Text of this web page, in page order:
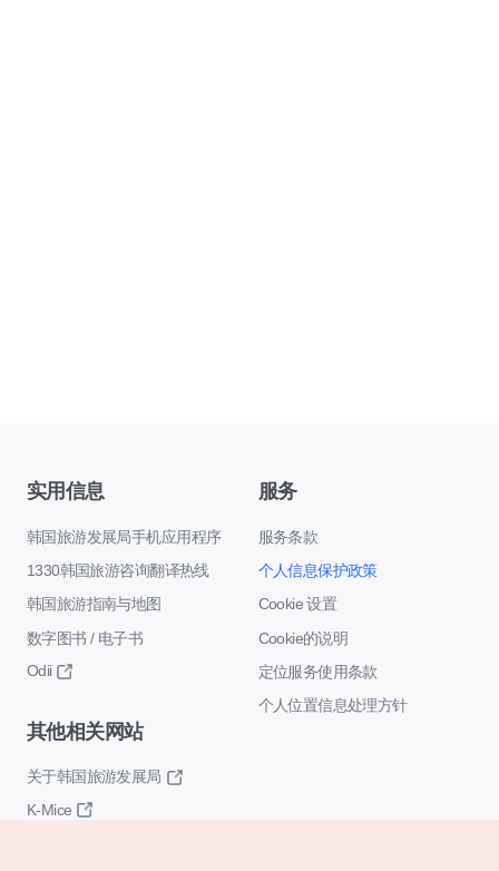
实用信息
韩国旅游发展局手机应用程序
1330韩国旅游咨询翻译热线
韩国旅游指南与地图
数字图书 / 电子书
Odii
服务
服务条款
个人信息保护政策
Cookie 设置
Cookie的说明
定位服务使用条款
个人位置信息处理方针
其他相关网站
关于韩国旅游发展局
K-Mice